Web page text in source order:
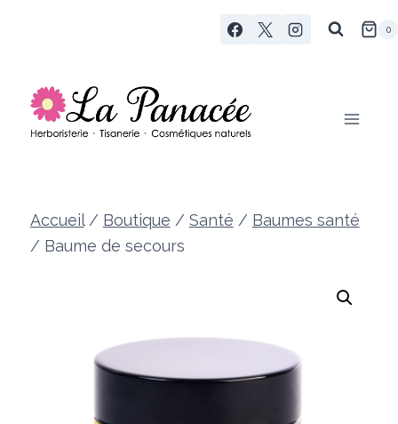
0
Accueil / Boutique / Santé / Baumes santé
/ Baume de secours